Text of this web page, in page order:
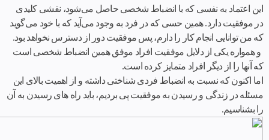
این اعتماد به نفسی که با انضباط شخصی حاصل می‌شود، نقشی کلیدی
در موفقیت دارد. همین حسی که در فرد به وجود می‌آید که با خود می‌گوید
که من توانایی انجام کار را دارم، پس موفقیت دور از دسترس نخواهد بود.
و همواره یکی از دلایل موفقیت افراد موفق همین انضباط شخصی است
که آنها را از دیگر افراد متمایز کرده است.
اما اکنون که نسبت به انضباط فردی شناختی داشته و از اهمیت بالای این
مسئله در زندگی و رسیدن به موفقیت پی بردیم، باید راه های رسیدن به آن
را بشناسیم.